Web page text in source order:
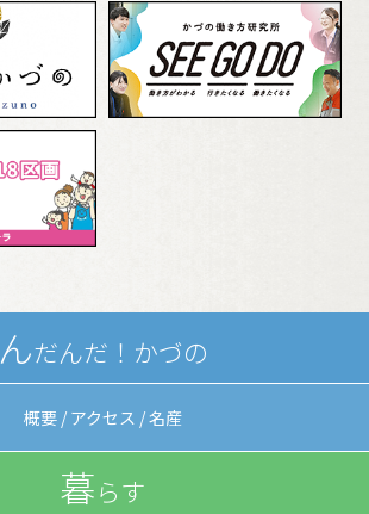
んだんだ！ かづの
概要 / アクセス / 名産
暮らす